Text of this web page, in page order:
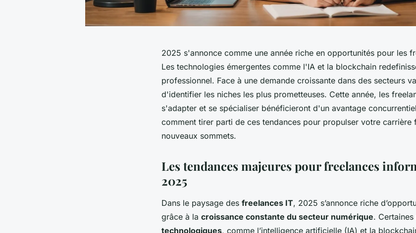
2025 s'annonce comme une année riche en opportunités pour les
Les technologies émergentes comme l'IA et la blockchain
professionnel. Face à une demande croissante dans des secteurs
d'identifier les niches les plus prometteuses. Cette année, les
s'adapter et se spécialiser bénéficieront d'un avantage
comment tirer parti de ces tendances pour propulser votre carrière
nouveaux sommets.
Les tendances majeures pour freelances
2025
Dans le paysage des freelances IT, 2025 s’annonce riche
grâce à la croissance constante du secteur numérique. Certaines
technologiques, comme l’intelligence artificielle (IA) et la